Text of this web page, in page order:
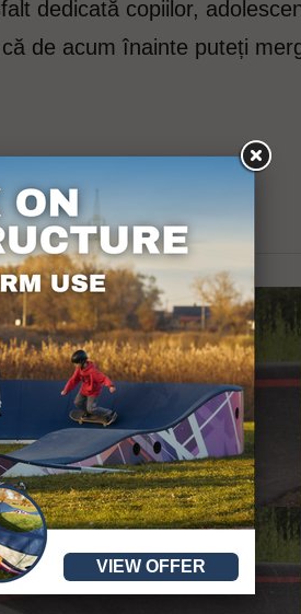
dedicată copiilor,
de acum înainte puteți
asfalt.nor
VIEW OFFER